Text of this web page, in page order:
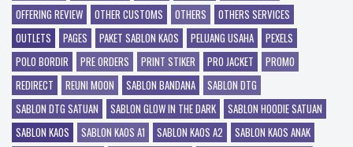
OFFERING REVIEW
OTHER CUSTOMS OTHERS
OTHERS SERVICES
OUTLETS
PAGES PAKET SABLON KAOS PELUANG USAHA
PEXELS
POLO BORDIR
PRE ORDERS PRINT STIKER PRO JACKET
PROMO
REDIRECT
REUNI MOON SABLON BANDANA
SABLON DTG
SABLON DTG SATUAN
SABLON GLOW IN THE DARK
SABLON HOODIE SATUAN
SABLON KAOS
SABLON KAOS A1 SABLON KAOS A2
SABLON KAOS ANAK